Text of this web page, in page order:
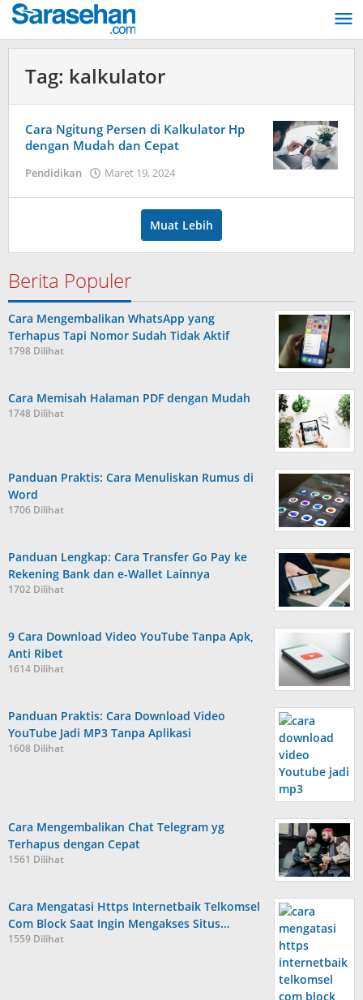
Lewati
ke
konten
Tag: kalkulator
Cara Ngitung Persen di Kalkulator Hp
dengan Mudah dan Cepat
Pendidikan Maret 19, 2024
Pradana
Putra
Muat Lebih
Berita Populer
Cara Mengembalikan WhatsApp yang
Terhapus Tapi Nomor Sudah Tidak Aktif
1798 Dilihat
Cara Memisah Halaman PDF dengan Mudah
1748 Dilihat
Panduan Praktis: Cara Menuliskan Rumus di
Word
1706 Dilihat
Panduan Lengkap: Cara Transfer Go Pay ke
Rekening Bank dan e-Wallet Lainnya
1702 Dilihat
9 Cara Download Video YouTube Tanpa Apk,
Anti Ribet
1614 Dilihat
Panduan Praktis: Cara Download Video
YouTube Jadi MP3 Tanpa Aplikasi
1608 Dilihat
Cara Mengembalikan Chat Telegram yg
Terhapus dengan Cepat
1561 Dilihat
Cara Mengatasi Https Internetbaik Telkomsel
Com Block Saat Ingin Mengakses Situs…
1559 Dilihat